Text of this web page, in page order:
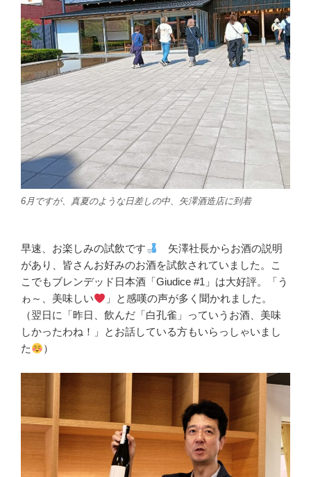
6月ですが、真夏のような日差しの中、矢澤酒造店に到着
早速、お楽しみの試飲です
矢澤社長からお酒の説明
があり、皆さんお好みのお酒を試飲されていました。こ
こでもブレンデッド日本酒「Giudice #1」は大好評。「う
ゎ～、美味しい
」と感嘆の声が多く聞かれました。
（翌日に「昨日、飲んだ「白孔雀」っていうお酒、美味
しかったわね！」とお話している方もいらっしゃいまし
た
）